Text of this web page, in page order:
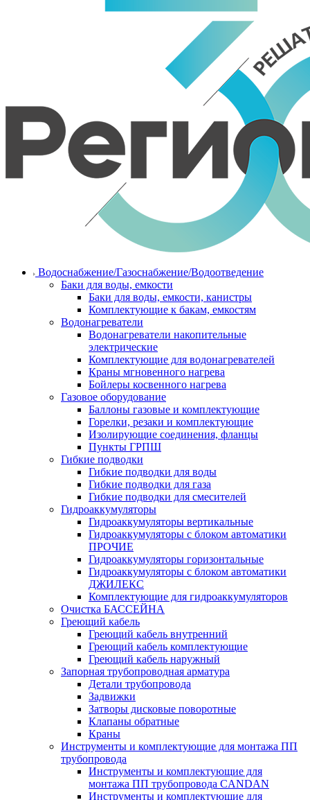
Водоснабжение/Газоснабжение/Водоотведение
Баки для воды, емкости
Баки для воды, емкости, канистры
Комплектующие к бакам, емкостям
Водонагреватели
Водонагреватели накопительные
электрические
Комплектующие для водонагревателей
Краны мгновенного нагрева
Бойлеры косвенного нагрева
Газовое оборудование
Баллоны газовые и комплектующие
Горелки, резаки и комплектующие
Изолирующие соединения, фланцы
Пункты ГРПШ
Гибкие подводки
Гибкие подводки для воды
Гибкие подводки для газа
Гибкие подводки для смесителей
Гидроаккумуляторы
Гидроаккумуляторы вертикальные
Гидроаккумуляторы с блоком автоматики
ПРОЧИЕ
Гидроаккумуляторы горизонтальные
Гидроаккумуляторы с блоком автоматики
ДЖИЛЕКС
Комплектующие для гидроаккумуляторов
Очистка БАССЕЙНА
Греющий кабель
Греющий кабель внутренний
Греющий кабель комплектующие
Греющий кабель наружный
Запорная трубопроводная арматура
Детали трубопровода
Задвижки
Затворы дисковые поворотные
Клапаны обратные
Краны
Инструменты и комплектующие для монтажа ПП
трубопровода
Инструменты и комплектующие для
монтажа ПП трубопровода CANDAN
Инструменты и комплектующие для